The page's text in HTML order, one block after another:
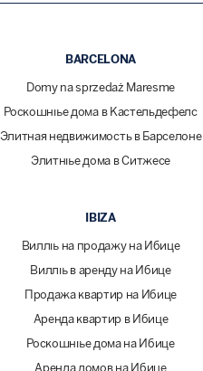
BARCELONA
Domy na sprzedaż Maresme
Роскошные дома в Кастельдефелс
Элитная недвижимость в Барселоне
Элитные дома в Ситжесе
IBIZA
Виллы на продажу на Ибице
Виллы в аренду на Ибице
Продажа квартир на Ибице
Аренда квартир в Ибице
Роскошные дома на Ибице
Аренда домов на Ибице